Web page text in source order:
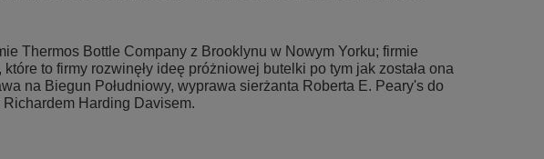
Thermos Bottle Company z Brooklynu w Nowym Yorku; firmie
to firmy rozwinęły ideę próżniowej butelki po tym jak została ona
na Biegun Południowy, wyprawa sierżanta Roberta E. Peary's do
Harding Davisem.